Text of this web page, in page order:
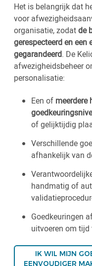
Het is belangrijk dat
voor
organisatie, zodatde
gerespecteerd en
gegarandeerd. De
afwezigheidsbeheer
personalisatie:
Een of meerdere
of gelijktijdig
Verschillende
afhankelijk van
handmatig of
Goedkeuringen
uitvoeren om tijd
IK WIL MIJN
EENVOUDIGER